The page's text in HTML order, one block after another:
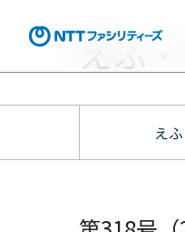
えふ
え